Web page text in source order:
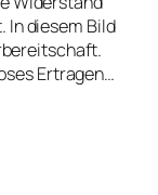
In diesem Bild
Ertragen…